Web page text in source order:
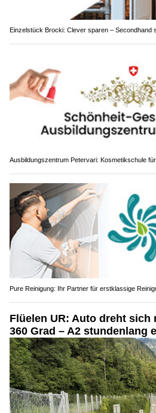
Einzelstück Brocki: Clever sparen – Secondhand
Ausbildungszentrum Petervari: Kosmetikschule
Pure Reinigung: Ihr Partner für erstklassige
Flüelen UR: Auto dreht sich
360 Grad – A2 stundenlang